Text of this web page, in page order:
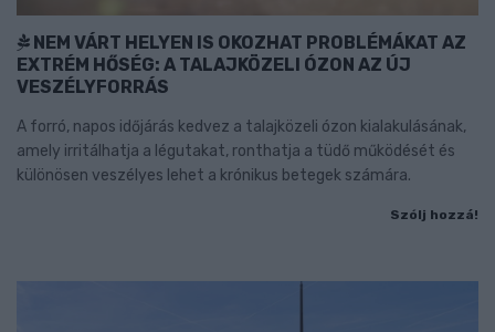
NEM VÁRT HELYEN IS OKOZHAT PROBLÉMÁKAT AZ
EXTRÉM HŐSÉG: A TALAJKÖZELI ÓZON AZ ÚJ
VESZÉLYFORRÁS
A forró, napos időjárás kedvez a talajközeli ózon kialakulásának,
amely irritálhatja a légutakat, ronthatja a tüdő működését és
különösen veszélyes lehet a krónikus betegek számára.
Szólj hozzá!